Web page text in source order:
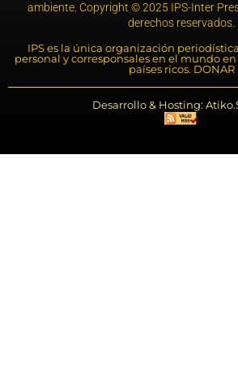
ambiente. Copyright © 2025 IPS-Inter
derechos reservados.
IPS es la única organización
personal y corresponsales en el mundo
países ricos. DONAR
Desarrollo & Hosting: